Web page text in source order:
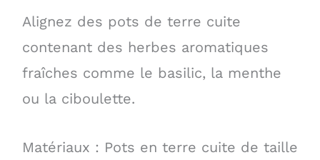
Alignez des pots de terre cuite
contenant des herbes aromatiques
fraîches comme le basilic, la menthe
ou la ciboulette.
Matériaux : Pots en terre cuite de taille